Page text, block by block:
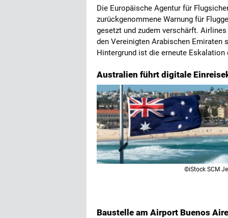
Die Europäische Agentur für
zurückgenommene Warnung für
gesetzt und zudem verschärft.
den Vereinigten Arabischen Emiraten
Hintergrund ist die erneute
Australien führt digitale
©iStock SCM
Baustelle am Airport Buenos